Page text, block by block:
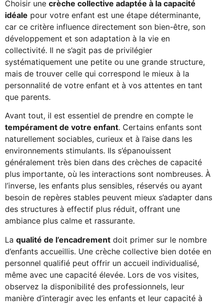
Choisir une crèche collective adaptée à la capacité
idéale pour votre enfant est une étape déterminante,
car ce critère influence directement son bien-être, son
développement et son adaptation à la vie en
collectivité. Il ne s’agit pas de privilégier
systématiquement une petite ou une grande structure,
mais de trouver celle qui correspond le mieux à la
personnalité de votre enfant et à vos attentes en tant
que parents.
Avant tout, il est essentiel de prendre en compte le
tempérament de votre enfant. Certains enfants sont
naturellement sociables, curieux et à l’aise dans les
environnements stimulants. Ils s’épanouissent
généralement très bien dans des crèches de capacité
plus importante, où les interactions sont nombreuses. À
l’inverse, les enfants plus sensibles, réservés ou ayant
besoin de repères stables peuvent mieux s’adapter dans
des structures à effectif plus réduit, offrant une
ambiance plus calme et rassurante.
La qualité de l’encadrement doit primer sur le nombre
d’enfants accueillis. Une crèche collective bien dotée en
personnel qualifié peut offrir un accueil individualisé,
même avec une capacité élevée. Lors de vos visites,
observez la disponibilité des professionnels, leur
manière d’interagir avec les enfants et leur capacité à